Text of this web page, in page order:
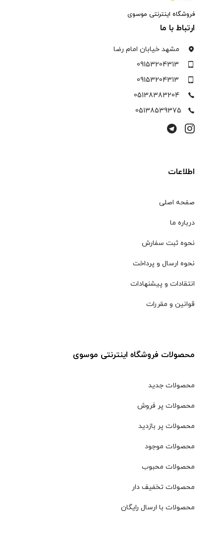
فروشگاه اینترنتی موسوی
ارتباط با ما
مشهد خیابان امام رضا
09153204313
09153204313
05138383204
05138539375
اطلاعات
صفحه اصلی
درباره ما
نحوه ثبت سفارش
نحوه ارسال و پرداخت
انتقادات و پیشنهادات
قوانین و مقررات
محصولات فروشگاه اینترنتی موسوی
محصولات جدید
محصولات پر فروش
محصولات پر بازدید
محصولات موجود
محصولات محبوب
محصولات تخفیف دار
محصولات با ارسال رایگان